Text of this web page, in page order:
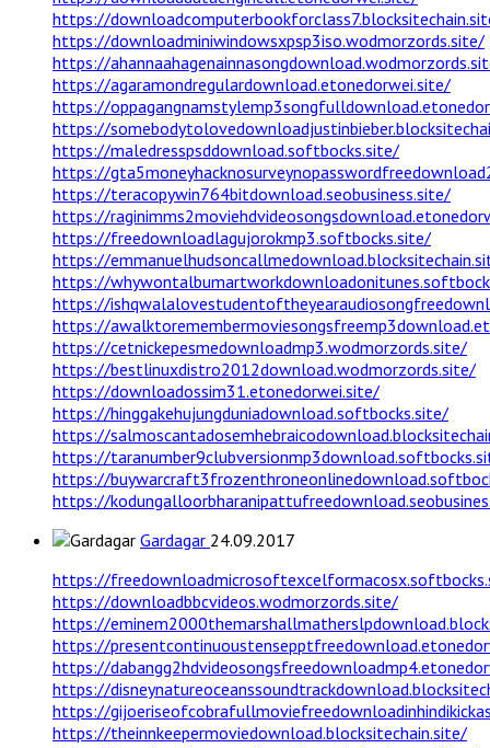
https://
https://downloadminiwindowsxpsp3iso.wodmorzords.site/
https://
https://agaramondregulardownload.etonedorwei.site/
https://
https://
https://maledresspsddownload.softbocks.site/
https://
https://teracopywin764bitdownload.seobusiness.site/
https://
https://freedownloadlagujorokmp3.softbocks.site/
https://
https://
https://
https://
https://cetnickepesmedownloadmp3.wodmorzords.site/
https://bestlinuxdistro2012download.wodmorzords.site/
https://downloadossim31.etonedorwei.site/
https://hinggakehujungduniadownload.softbocks.site/
https://
https://
https://
https://
Gardagar 24.09.2017
https://
https://downloadbbcvideos.wodmorzords.site/
https://
https://
https://
https://
https://
https://theinnkeepermoviedownload.blocksitechain.site/